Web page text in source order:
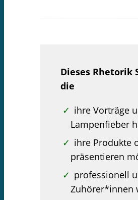
Dieses Rhetorik
die
ihre Vorträge
Lampenfieber
ihre Produkte
präsentieren
professionell
Zuhörer*innen